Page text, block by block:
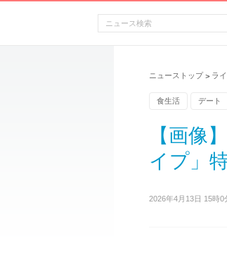
ニューストップ > ラ
食生活 デート
【画像
イプ」
2026年4月13日 15時0